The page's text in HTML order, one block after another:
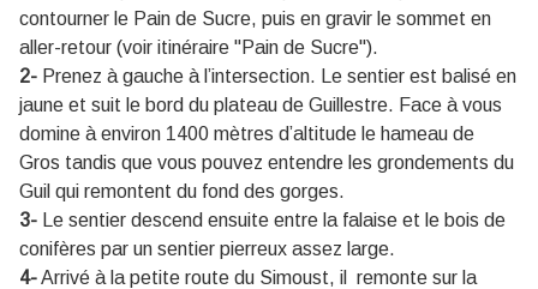
contourner le Pain de Sucre, puis en gravir le sommet en
aller-retour (voir itinéraire "Pain de Sucre").
2- Prenez à gauche à l’intersection. Le sentier est balisé en
jaune et suit le bord du plateau de Guillestre. Face à vous
domine à environ 1400 mètres d’altitude le hameau de
Gros tandis que vous pouvez entendre les grondements du
Guil qui remontent du fond des gorges.
3- Le sentier descend ensuite entre la falaise et le bois de
conifères par un sentier pierreux assez large.
4-Arrivé à la petite route du Simoust, il remonte sur la